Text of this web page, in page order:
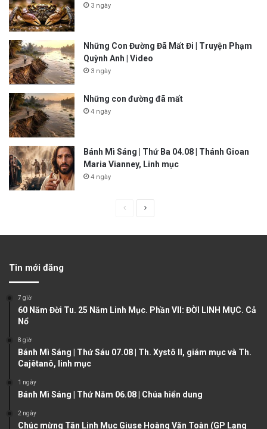
3 ngày
Những Con Đường Đã Mất Đi | Truyện Phạm
Quỳnh Anh | Video
3 ngày
Những con đường đã mất
4 ngày
Bánh Mì Sáng | Thứ Ba 04.08 | Thánh Gioan
Maria Vianney, Linh mục
4 ngày
u
e
g
Tin mới đăng
7 giờ
60 Năm Đời Tu. 25 Năm Linh Mục. Phần VII: ĐỜI LINH MỤC. Cả
Nổ
8 giờ
Bánh Mì Sáng | Thứ Sáu 07.08 | Th. Xystô II, giám mục và Th.
Cajêtanô, linh mục
1 ngày
Bánh Mì Sáng | Thứ Năm 06.08 | Chúa hiển dung
2 ngày
Chúc mừng Tân Linh Mục Giuse Hoàng Văn Toàn (GP Lạng